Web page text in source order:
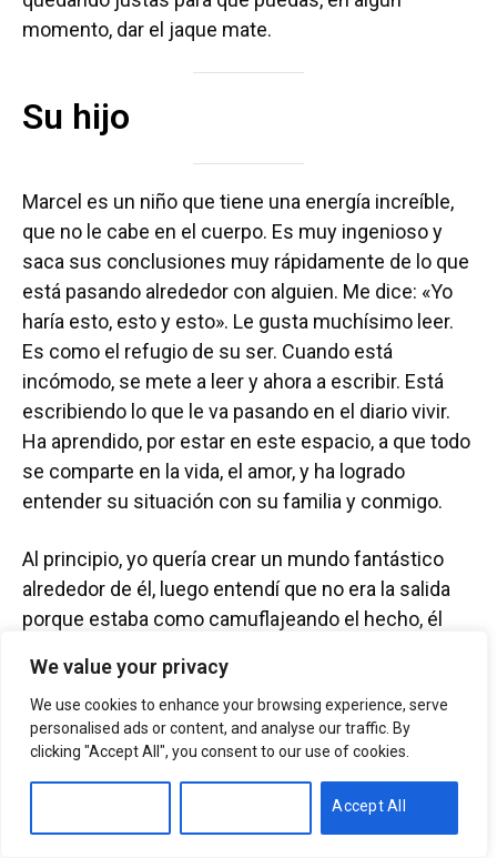
We value your privacy
We use cookies to enhance your browsing experience, serve
personalised ads or content, and analyse our traffic. By
clicking "Accept All", you consent to our use of cookies.
Accept All
momento, dar el jaque mate.
Su hijo
Marcel es un niño que tiene una energía increíble,
que no le cabe en el cuerpo. Es muy ingenioso y
saca sus conclusiones muy rápidamente de lo que
está pasando alrededor con alguien. Me dice: «Yo
haría esto, esto y esto». Le gusta muchísimo leer.
Es como el refugio de su ser. Cuando está
incómodo, se mete a leer y ahora a escribir. Está
escribiendo lo que le va pasando en el diario vivir.
Ha aprendido, por estar en este espacio, a que todo
se comparte en la vida, el amor, y ha logrado
entender su situación con su familia y conmigo.
Al principio, yo quería crear un mundo fantástico
alrededor de él, luego entendí que no era la salida
porque estaba como camuflajeando el hecho, él
no quería que fuera tan notoria y, cuando dejé de
hacer eso, él entendió claramente, y sin tanta
fuerza, el hecho de que hay una ausencia bien